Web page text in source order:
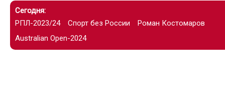
Сегодня:
РПЛ-2023/24
Спорт без России
Роман Костомаров
Australian Open-2024